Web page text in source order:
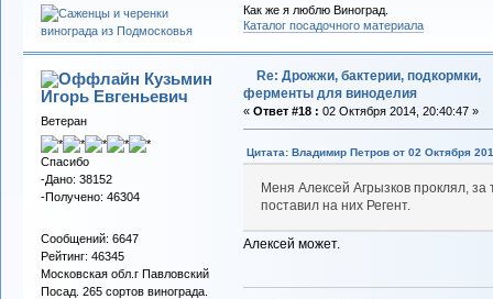
Как же я люблю Виноград.
Каталог посадочного материала
Кузьмин
Игорь Евгеньевич
Ветеран
Спасибо
-Дано: 38152
-Получено: 46304
Сообщений: 6647
Рейтинг: 46345
Московская обл.г Павловский
Посад. 265 сортов винограда.
Re: Дрожжи, бактерии, подкормки,
ферменты для виноделия
« Ответ #18 : 02 Октября 2014, 20:40:47 »
Цитата: Владимир Петров от 02 Октября
Меня Алексей Агрызков проклял,
поставил на них Регент.
Алексей может.